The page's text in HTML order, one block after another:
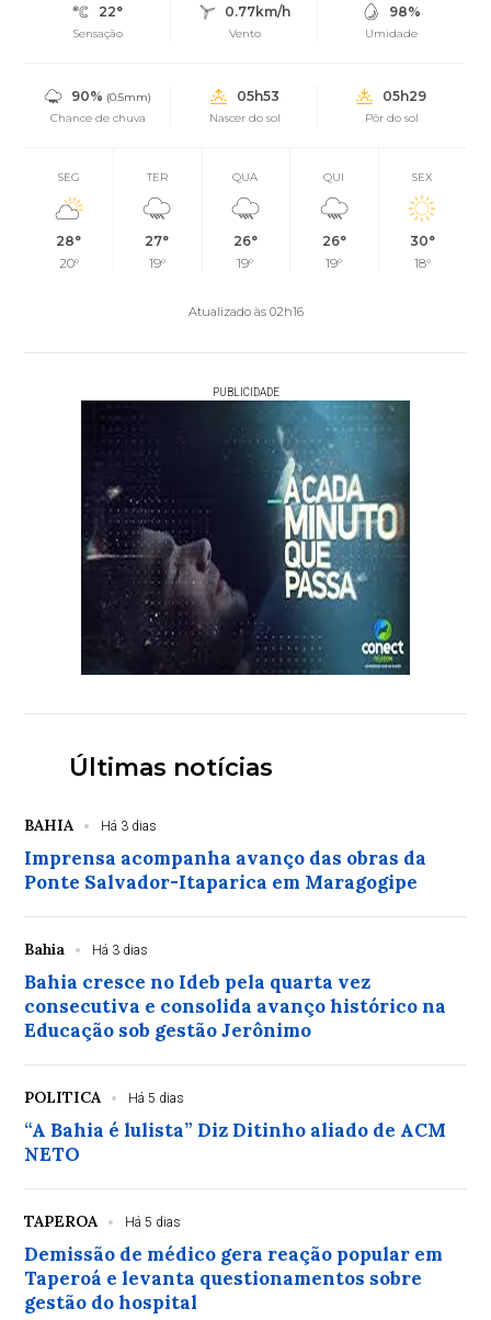
22°
Sensação
0.77km/h
Vento
98%
Umidade
90% (0.5mm)
Chance de chuva
05h53
Nascer do sol
05h29
Pôr do sol
SEG
28°
20°
TER
27°
19°
QUA
26°
19°
QUI
26°
19°
SEX
30°
18°
Atualizado às 02h16
PUBLICIDADE
Últimas notícias
BAHIA Há 3 dias
Imprensa acompanha avanço das obras da
Ponte Salvador-Itaparica em Maragogipe
Bahia Há 3 dias
Bahia cresce no Ideb pela quarta vez
consecutiva e consolida avanço histórico na
Educação sob gestão Jerônimo
POLITICA Há 5 dias
“A Bahia é lulista” Diz Ditinho aliado de ACM
NETO
TAPEROA Há 5 dias
Demissão de médico gera reação popular em
Taperoá e levanta questionamentos sobre
gestão do hospital